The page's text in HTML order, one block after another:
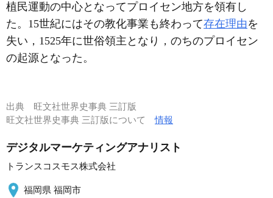
植民運動の中心となってプロイセン地方を領有し
た。15世紀にはその教化事業も終わって存在理由を
失い，1525年に世俗領主となり，のちのプロイセン
の起源となった。
出典 旺文社世界史事典 三訂版
旺文社世界史事典 三訂版について情報
デジタルマーケティングアナリスト
トランスコスモス株式会社
福岡県 福岡市